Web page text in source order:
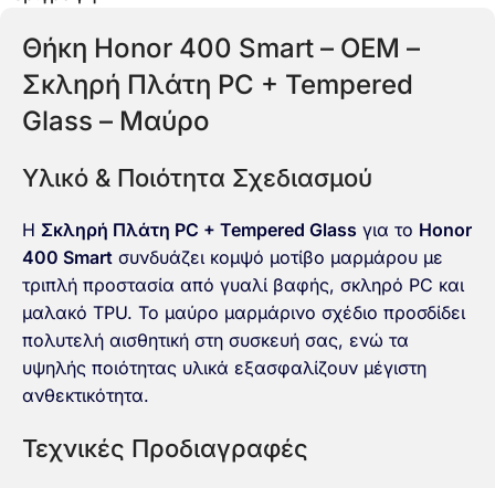
Θήκη Honor 400 Smart – OEM –
Σκληρή Πλάτη PC + Tempered
Glass – Μαύρο
Υλικό & Ποιότητα Σχεδιασμού
Η Σκληρή Πλάτη PC + Tempered Glass για το Honor
400 Smart συνδυάζει κομψό μοτίβο μαρμάρου με
τριπλή προστασία από γυαλί βαφής, σκληρό PC και
μαλακό TPU. Το μαύρο μαρμάρινο σχέδιο προσδίδει
πολυτελή αισθητική στη συσκευή σας, ενώ τα
υψηλής ποιότητας υλικά εξασφαλίζουν μέγιστη
ανθεκτικότητα.
Τεχνικές Προδιαγραφές